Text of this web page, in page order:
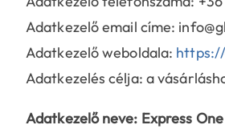
Adatkezelő email címe:
Adatkezelő weboldala:
Adatkezelés célja: a
Adatkezelő neve: Express